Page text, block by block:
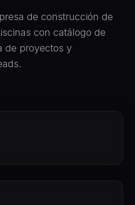
de construcción de
con catálogo de
de proyectos y